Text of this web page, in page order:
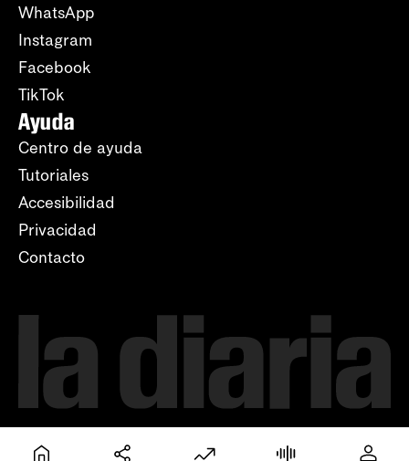
WhatsApp
Instagram
Facebook
TikTok
Ayuda
Centro de ayuda
Tutoriales
Accesibilidad
Privacidad
Contacto